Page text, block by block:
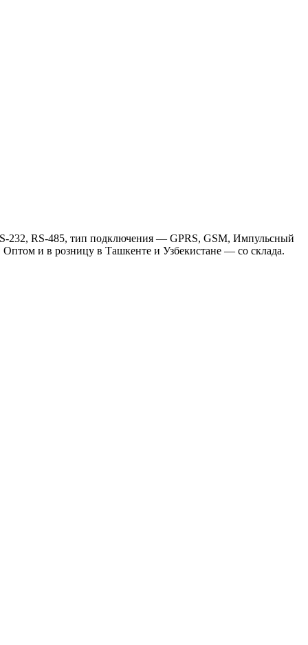
232, RS-485, тип подключения — GPRS, GSM, Импульсный
и в розницу в Ташкенте и Узбекистане — со склада.